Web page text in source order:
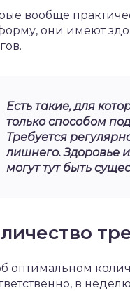
вообще
они имеют
Есть такие, для
только способом
Требуется
лишнего. Здоровье
могут тут быть
оптимальном
в